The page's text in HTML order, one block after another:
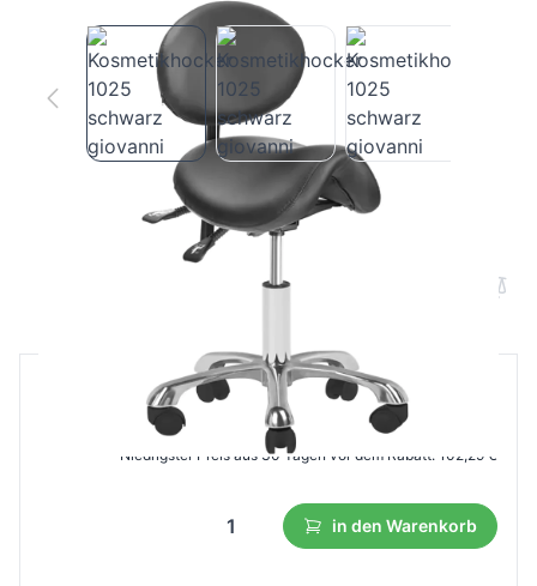
Kosmetikhocker 1025 schwarz giovanni
170,49 €
93,77 €
Niedrigster Preis aus 30 Tagen vor dem Rabatt: 102,29 €
in den Warenkorb